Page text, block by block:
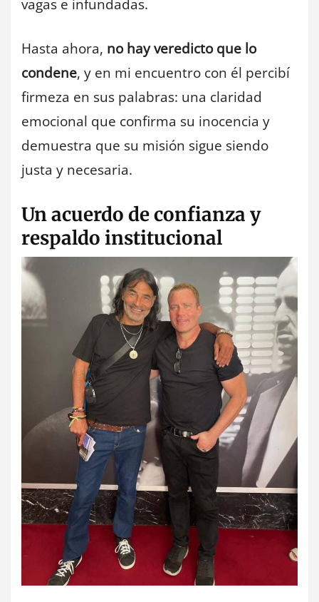
vagas e infundadas.
Hasta ahora, no hay veredicto que lo
condene, y en mi encuentro con él percibí
firmeza en sus palabras: una claridad
emocional que confirma su inocencia y
demuestra que su misión sigue siendo
justa y necesaria.
Un acuerdo de confianza y
respaldo institucional